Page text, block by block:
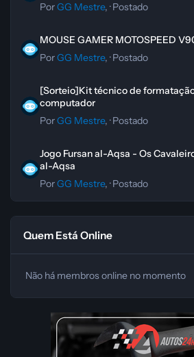
PorGG Mestre, ·Postado
MOUSE GAMER MOTOSPEED
PorGG Mestre, ·Postado
[Sorteio]Kit técnico de
computador
PorGG Mestre, ·Postado
Jogo Fursan al-Aqsa - Os
al-Aqsa
PorGG Mestre, ·Postado
Quem Está Online
Não há membros online no momento